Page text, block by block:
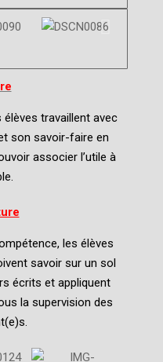
travaillent avec
son savoir-faire en
associer l’utile à
les élèves
savoir sur un sol
écrits et appliquent
la supervision des